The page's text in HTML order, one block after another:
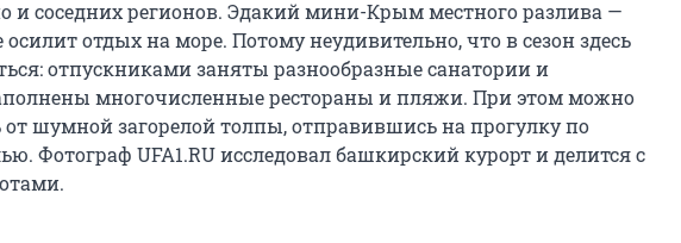
и соседних регионов. Эдакий мини-Крым местного разлива —
осилит отдых на море. Потому неудивительно, что в сезон здесь
отпускниками заняты разнообразные санатории и
многочисленные рестораны и пляжи. При этом можно
от шумной загорелой толпы, отправившись на прогулку по
Фотограф UFA1.RU исследовал башкирский курорт и делится с